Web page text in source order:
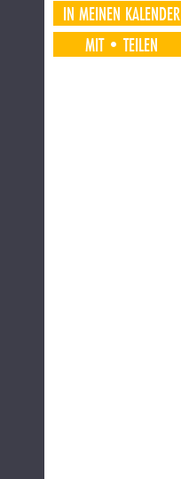
IN MEINEN KALENDER
MIT•TEILEN